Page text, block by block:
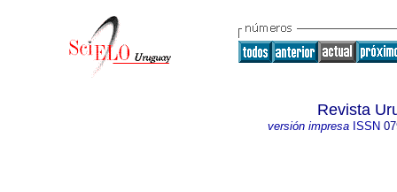
Revista
versión impresaISSN